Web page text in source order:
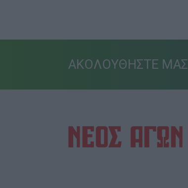
ΑΚΟΛΟΥΘΗΣΤΕ ΜΑΣ